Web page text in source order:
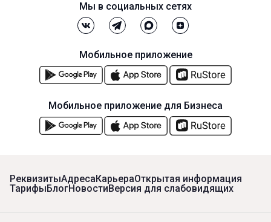
РеквизитыАдресаКарьераОткрытая информация
ТарифыБлогНовостиВерсия для слабовидящих
Мы в социальных сетях
Мобильное приложение
Мобильное приложение для Бизнеса